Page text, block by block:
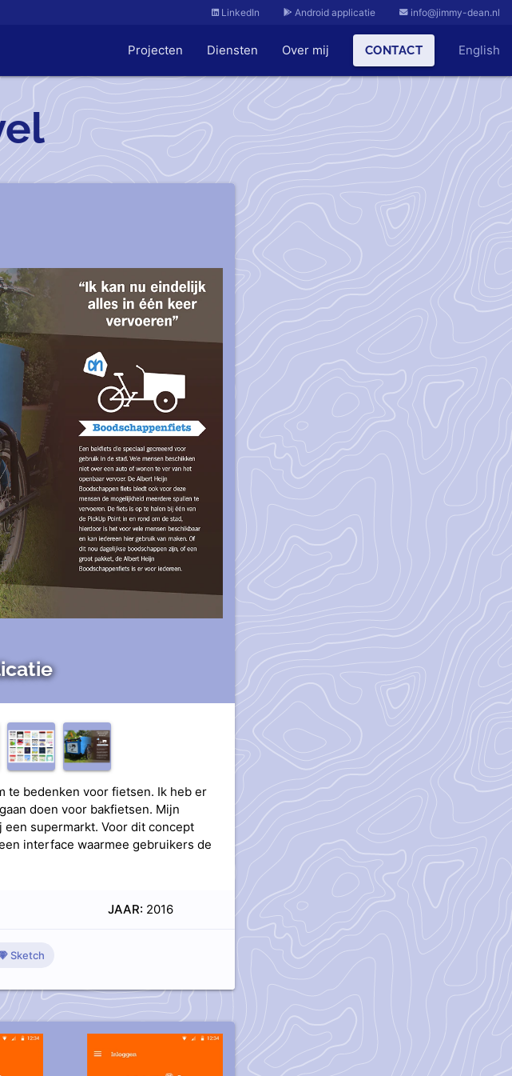
LinkedIn Android applicatie info@jimmy-dean.nl
Projecten Diensten Over mij CONTACT English
te bedenken voor fietsen. Ik heb er
doen voor bakfietsen. Mijn
een supermarkt. Voor dit concept
interface waarmee gebruikers de
JAAR: 2016
Sketch